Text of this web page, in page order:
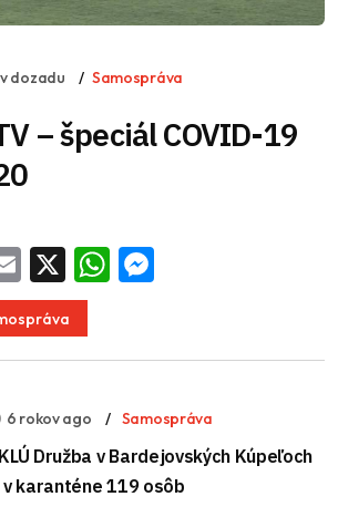
dozadu Samospráva
– špeciál COVID-19
Email WhatsApp
6 rokov ago Samospráva
Družba v Bardejovských Kúpeľoch
v karanténe 119 osôb